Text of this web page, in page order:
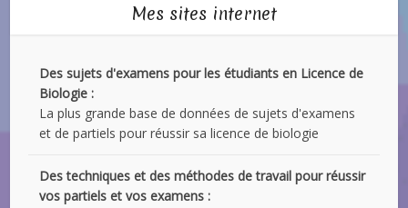
Mes sites internet
Des sujets d'examens pour les étudiants en Licence de
Biologie :
La plus grande base de données de sujets d'examens
et de partiels pour réussir sa licence de biologie
Des techniques et des méthodes de travail pour réussir
vos partiels et vos examens :